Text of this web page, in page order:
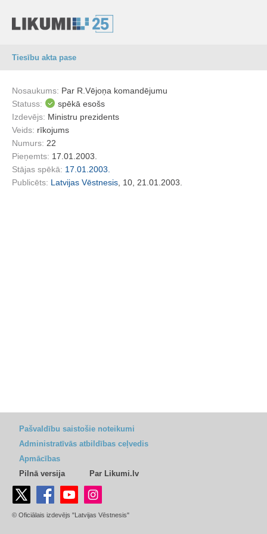
Tiesību akta pase
Nosaukums: Par R.Vējoņa komandējumu
Statuss:
spēkā esošs
Izdevējs: Ministru prezidents
Veids: rīkojums
Numurs: 22
Pieņemts: 17.01.2003.
Stājas spēkā: 17.01.2003.
Publicēts: Latvijas Vēstnesis , 10, 21.01.2003.
Pašvaldību saistošie noteikumi
Administratīvās atbildības ceļvedis
Apmācības
Pilnā versija
Par Likumi.lv
© Oficiālais izdevējs "Latvijas Vēstnesis"